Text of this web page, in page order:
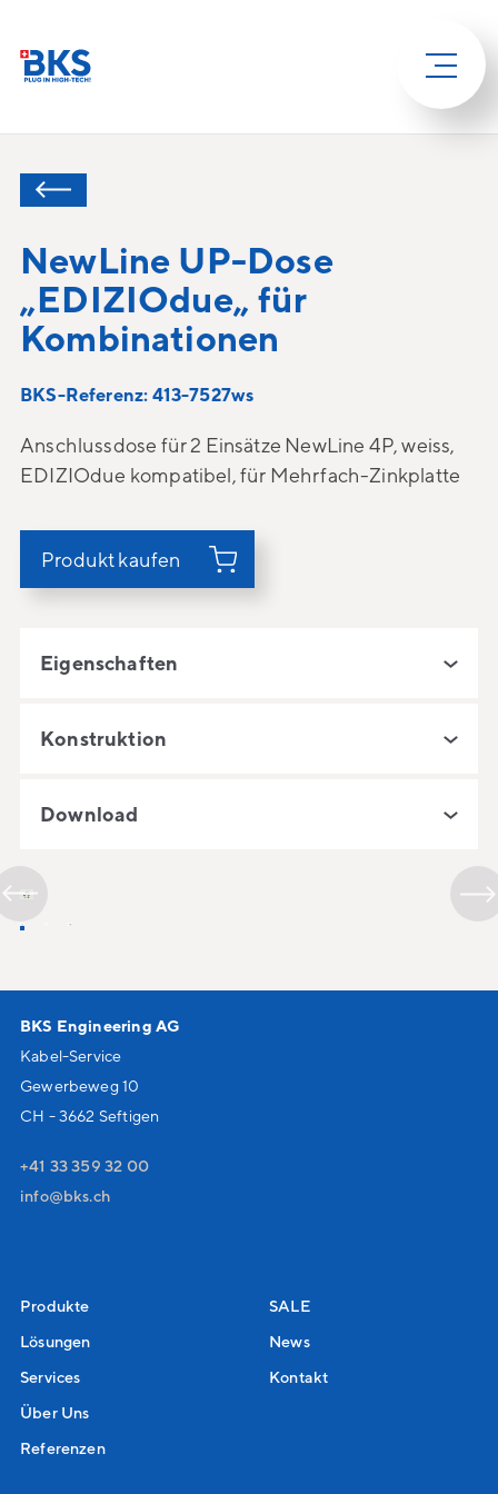
NewLine UP-Dose
„EDIZIOdue„ für
Kombinationen
BKS-Referenz: 413-7527ws
Anschlussdose für 2 Einsätze NewLine 4P, weiss,
EDIZIOdue kompatibel, für Mehrfach-Zinkplatte
Produkt kaufen
Eigenschaften
Konstruktion
Download
BKS Engineering AG
Kabel-Service
Gewerbeweg 10
CH - 3662 Seftigen
+41 33 359 32 00
nf
bks ch
Produkte
Lösungen
Services
Über Uns
Referenzen
SALE
News
Kontakt